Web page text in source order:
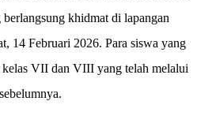
khidmat di lapangan
14 Februari 2026. Para siswa yang
VII dan VIII yang telah melalui